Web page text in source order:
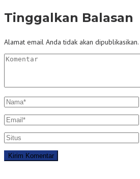
Tinggalkan Balasan
Alamat email Anda tidak akan dipublikasikan.